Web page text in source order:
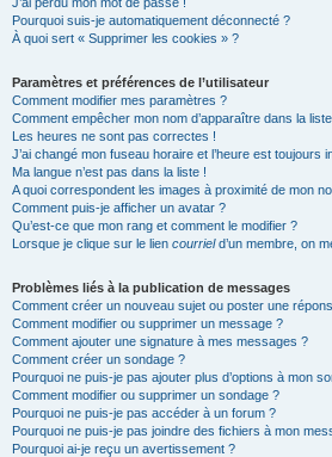
Pourquoi suis-je automatiquement déconnecté ?
À quoi sert « Supprimer les cookies » ?
Paramètres et préférences de l’utilisateur
Comment modifier mes paramètres ?
Comment empêcher mon nom d’apparaître dans la
Les heures ne sont pas correctes !
J’ai changé mon fuseau horaire et l’heure est toujours
Ma langue n’est pas dans la liste !
A quoi correspondent les images à proximité de mon
Comment puis-je afficher un avatar ?
Qu’est-ce que mon rang et comment le modifier ?
Lorsque je clique sur le lien courrield’un membre, on
Problèmes liés à la publication de messages
Comment créer un nouveau sujet ou poster une
Comment modifier ou supprimer un message ?
Comment ajouter une signature à mes messages ?
Comment créer un sondage ?
Pourquoi ne puis-je pas ajouter plus d’options à mon
Comment modifier ou supprimer un sondage ?
Pourquoi ne puis-je pas accéder à un forum ?
Pourquoi ne puis-je pas joindre des fichiers à mon
Pourquoi ai-je reçu un avertissement ?